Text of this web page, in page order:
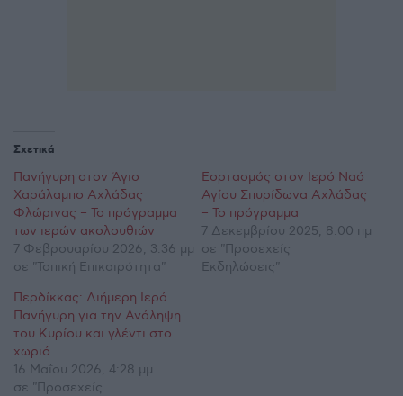
Σχετικά
Πανήγυρη στον Άγιο
Χαράλαμπο Αχλάδας
Φλώρινας – Το πρόγραμμα
των ιερών ακολουθιών
7 Φεβρουαρίου 2026, 3:36 μμ
σε "Τοπική Επικαιρότητα"
Εορτασμός στον Ιερό Ναό
Αγίου Σπυρίδωνα Αχλάδας
– Το πρόγραμμα
7 Δεκεμβρίου 2025, 8:00 πμ
σε "Προσεχείς
Εκδηλώσεις"
Περδίκκας: Διήμερη Ιερά
Πανήγυρη για την Ανάληψη
του Κυρίου και γλέντι στο
χωριό
16 Μαΐου 2026, 4:28 μμ
σε "Προσεχείς